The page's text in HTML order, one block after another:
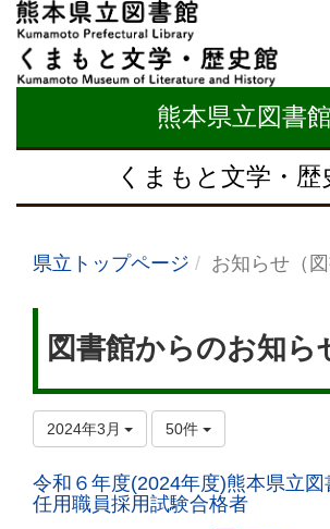
熊本県立図書館
くまもと文学・歴
県立トップページ お知らせ（図
図書館からのお知ら
2024年3月 50件
令和６年度(2024年度)熊本県立図
任用職員採用試験合格者